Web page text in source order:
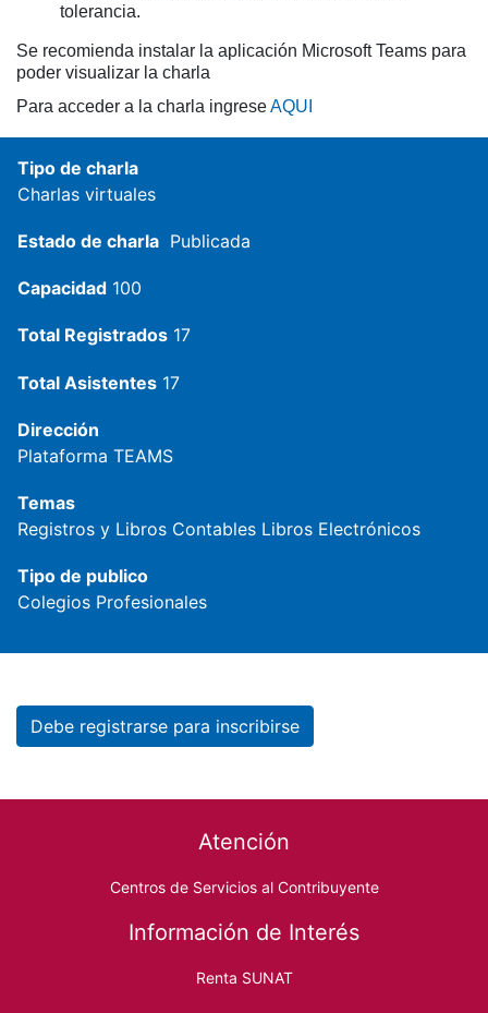
tolerancia.
Se recomienda instalar la aplicación Microsoft Teams para
poder visualizar la charla
Para acceder a la charla ingreseAQUI
Tipo de charla
Charlas virtuales
Estado de charla Publicada
Capacidad 100
Total Registrados 17
Total Asistentes 17
Dirección
Plataforma TEAMS
Temas
Registros y Libros Contables Libros Electrónicos
Tipo de publico
Colegios Profesionales
Debe registrarse para inscribirse
Atención
Centros de Servicios al Contribuyente
Información de Interés
Renta SUNAT